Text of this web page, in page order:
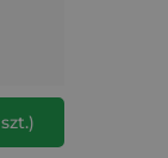
szt.)